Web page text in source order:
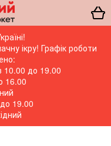
ікру! Графік роботи
10.00 до 19.00
16.00
19.00